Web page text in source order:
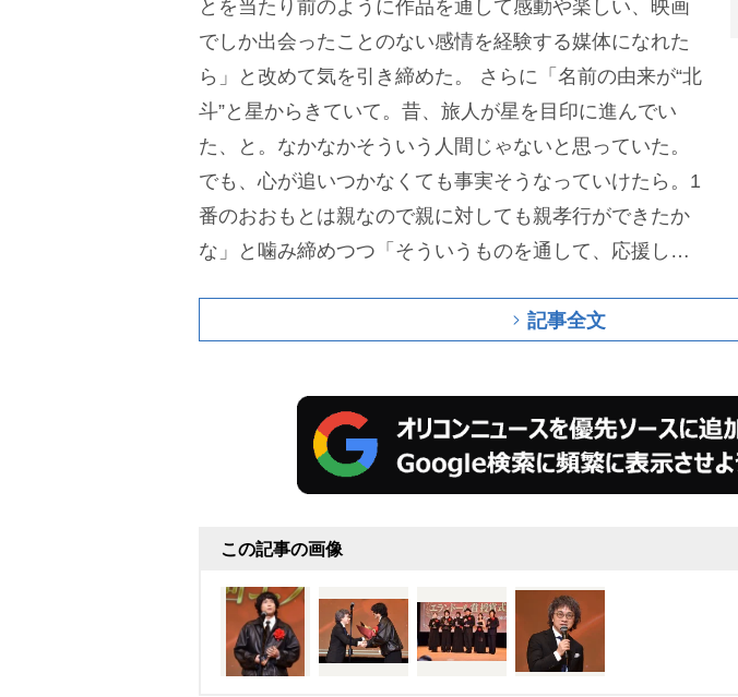
とを当たり前のように作品を通して感動や楽しい、映画
でしか出会ったことのない感情を経験する媒体になれた
ら」と改めて気を引き締めた。
さらに「名前の由来が“北
斗”と星からきていて。昔、旅人が星を目印に進んでい
た、と。なかなかそういう人間じゃないと思っていた。
でも、心が追いつかなくても事実そうなっていけたら。1
番のおおもとは親なので親に対しても親孝行ができたか
な」と噛み締めつつ「そういうものを通して、応援して
けたらな」と独自の表現で喜びを表した。
記事全文
この記事の画像